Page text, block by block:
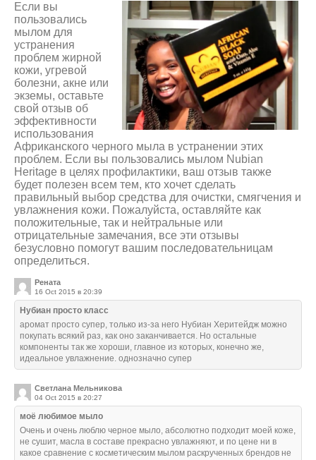
Если вы
пользовались
мылом для
устранения
проблем жирной
кожи, угревой
болезни, акне или
экземы, оставьте
свой отзыв об
эффективности
использования
Африканского черного мыла в устранении этих
проблем. Если вы пользовались мылом Nubian
Heritage в целях профилактики, ваш отзыв также
будет полезен всем тем, кто хочет сделать
правильный выбор средства для очистки, смягчения и
увлажнения кожи. Пожалуйста, оставляйте как
положительные, так и нейтральные или
отрицательные замечания, все эти отзывы
безусловно помогут вашим последовательницам
определиться.
Рената
16 Oct 2015 в 20:39
Нубиан просто класс
аромат просто супер, только из-за него Нубиан Херитейдж можно
покупать всякий раз, как оно заканчивается. Но остальные
компоненты так же хороши, главное из которых, конечно же,
идеальное увлажнение. однозначно супер
Светлана Мельникова
04 Oct 2015 в 20:27
моё любимое мыло
Очень и очень люблю черное мыло, абсолютно подходит моей коже,
не сушит, масла в составе прекрасно увлажняют, и по цене ни в
какое сравнение с косметическим мылом раскрученных брендов не